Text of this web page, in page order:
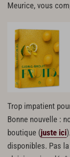
Meurice, vous
Trop impatient
Bonne nouvelle :
boutique (juste ici
disponibles. Pas